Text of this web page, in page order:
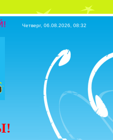
Четверг, 06.08.2026, 08:32